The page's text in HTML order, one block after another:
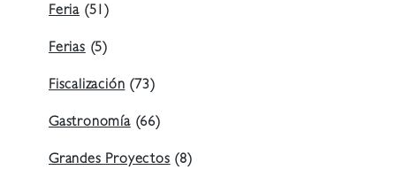
Feria (51)
Ferias(5)
Fiscalización(73)
Gastronomía(66)
Grandes Proyectos(8)